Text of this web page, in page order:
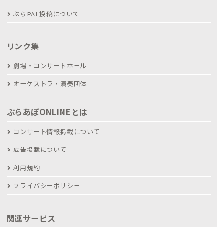
ぶらPAL投稿について
リンク集
劇場・コンサートホール
オーケストラ・演奏団体
ぶらあぼONLINEとは
コンサート情報掲載について
広告掲載について
利用規約
プライバシーポリシー
関連サービス